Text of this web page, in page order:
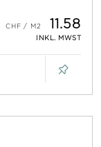
11.58
INKL. MWST